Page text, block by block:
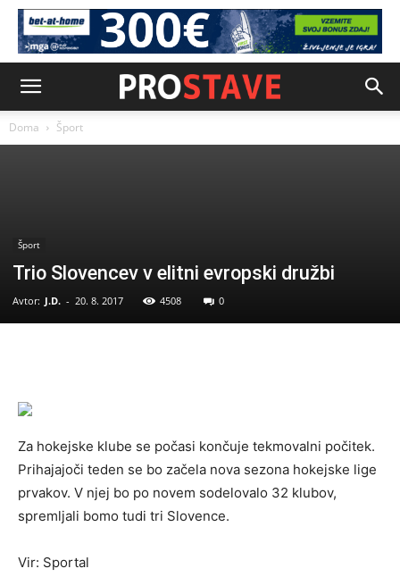
Doma Šport
Šport
Trio Slovencev v elitni evropski družbi
Avtor: J.D. - 20. 8. 2017 4508 0
Za hokejske klube se počasi končuje tekmovalni počitek.
Prihajajoči teden se bo začela nova sezona hokejske lige
prvakov. V njej bo po novem sodelovalo 32 klubov,
spremljali bomo tudi tri Slovence.
Vir: Sportal